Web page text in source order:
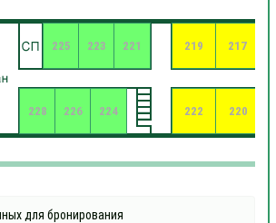
217
219
220
221
222
223
224
225
226
228
для бронирования